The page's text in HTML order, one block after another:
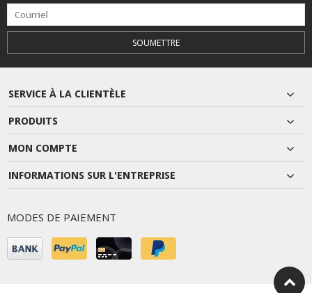
SOUMETTRE
SERVICE À LA CLIENTÈLE
PRODUITS
MON COMPTE
INFORMATIONS SUR L'ENTREPRISE
MODES DE PAIEMENT